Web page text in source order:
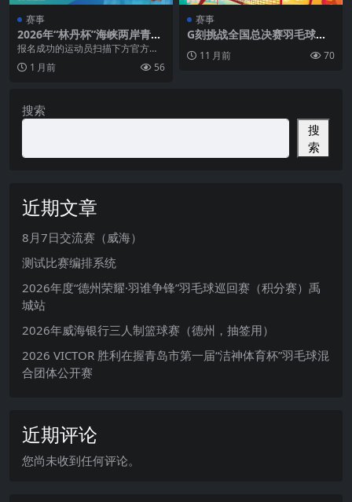
赛事
2026年“林丹杯”海峡两岸青少
年羽毛球精英赛（深圳）
报名成功的运动员扫描下方官方微
信号 二维码，由组委会邀请入群，
后续重要 通知将在...
1 月前 56
赛事
G刻挑战全国总决赛羽毛球济
11 月前 70
搜索
搜
索
近期文章
8月7日交流赛（威海）
测试比赛编排系统
2026年度“德州荣耀·羽谁争锋”羽毛球巡回赛（积分赛）禹
城站
2026年威海银行三人制篮球赛（德州，抽签用）
2026 VICTOR 胜利在握青岛市第一届“洁神体育杯”羽毛球混
合团体公开赛
近期评论
您尚未收到任何评论。